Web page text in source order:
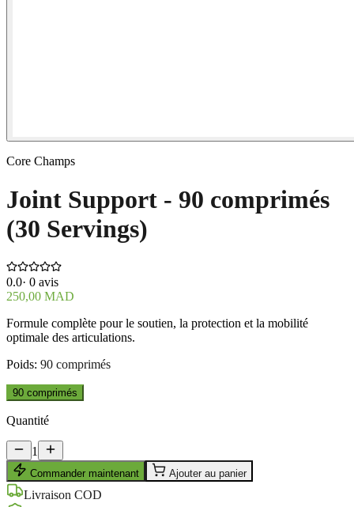
Core Champs
Joint Support - 90 comprimés
(30 Servings)
0.0· 0 avis
250,00 MAD
Formule complète pour le soutien, la protection et la mobilité
optimale des articulations.
Poids: 90 comprimés
90 comprimés
Quantité
1
Commander maintenant Ajouter au panier
Livraison COD